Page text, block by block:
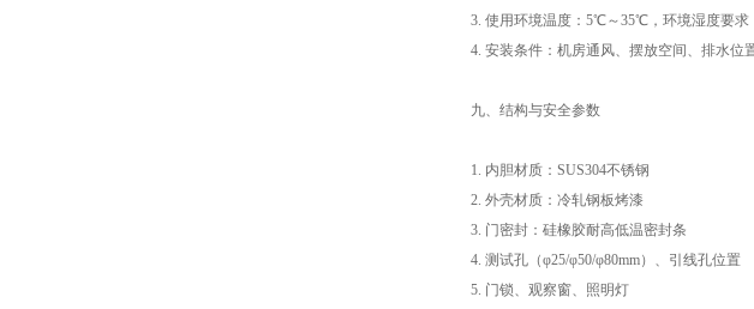
3. 使用环境温度：5℃～35℃，环境湿度要求
4. 安装条件：机房通风、摆放空间、排水位
九、结构与安全参数
1. 内胆材质：SUS304不锈钢
2. 外壳材质：冷轧钢板烤漆
3. 门密封：硅橡胶耐高低温密封条
4. 测试孔（φ25/φ50/φ80mm）、引线孔位置
5. 门锁、观察窗、照明灯